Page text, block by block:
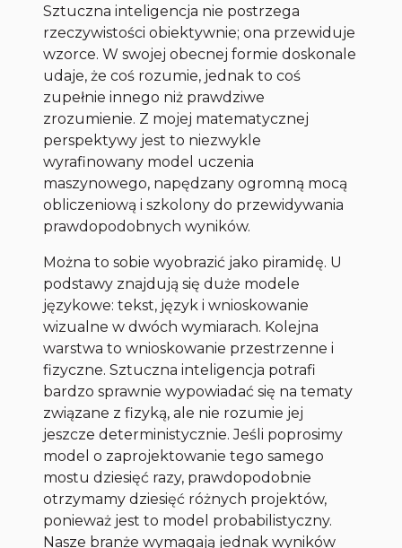
Sztuczna inteligencja nie postrzega
rzeczywistości obiektywnie; ona przewiduje
wzorce. W swojej obecnej formie doskonale
udaje, że coś rozumie, jednak to coś
zupełnie innego niż prawdziwe
zrozumienie. Z mojej matematycznej
perspektywy jest to niezwykle
wyrafinowany model uczenia
maszynowego, napędzany ogromną mocą
obliczeniową i szkolony do przewidywania
prawdopodobnych wyników.
Można to sobie wyobrazić jako piramidę. U
podstawy znajdują się duże modele
językowe: tekst, język i wnioskowanie
wizualne w dwóch wymiarach. Kolejna
warstwa to wnioskowanie przestrzenne i
fizyczne. Sztuczna inteligencja potrafi
bardzo sprawnie wypowiadać się na tematy
związane z fizyką, ale nie rozumie jej
jeszcze deterministycznie. Jeśli poprosimy
model o zaprojektowanie tego samego
mostu dziesięć razy, prawdopodobnie
otrzymamy dziesięć różnych projektów,
ponieważ jest to model probabilistyczny.
Nasze branże wymagają jednak wyników